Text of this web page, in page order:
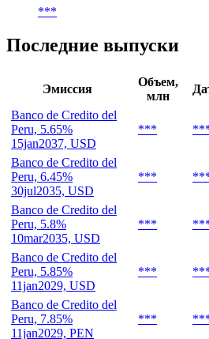
***
Последние выпуски
Эмиссия
Объем,
млн
Banco de Credito del
Peru, 5.65%
15jan2037, USD
***
Banco de Credito del
Peru, 6.45%
30jul2035, USD
***
Banco de Credito del
Peru, 5.8%
10mar2035, USD
***
Banco de Credito del
Peru, 5.85%
11jan2029, USD
***
Banco de Credito del
Peru, 7.85%
11jan2029, PEN
***